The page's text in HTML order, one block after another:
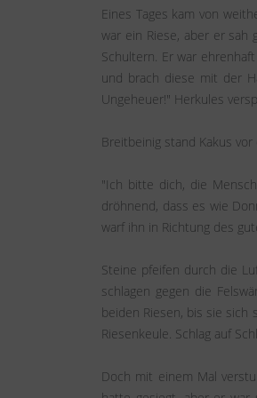
Eines Tages kam von
war ein Riese, aber er sah
Schultern. Er war
und brach diese mit der
Ungeheuer!" Herkules
Breitbeinig stand Kakus
"Ich bitte dich, die
dröhnend, dass es wie
warf ihn in Richtung des
Steine pfeifen durch die
schlagen gegen die
beiden Riesen, bis sie
Riesenkeule. Schlag auf
Doch mit einem Mal